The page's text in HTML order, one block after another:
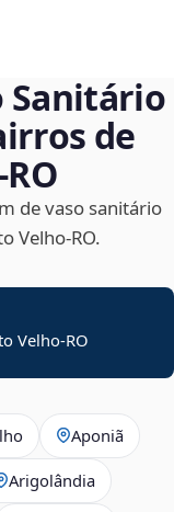
Sanitário
de
de vaso sanitário
Velho‑RO.
Velho-RO
Aponiã
Arigolândia